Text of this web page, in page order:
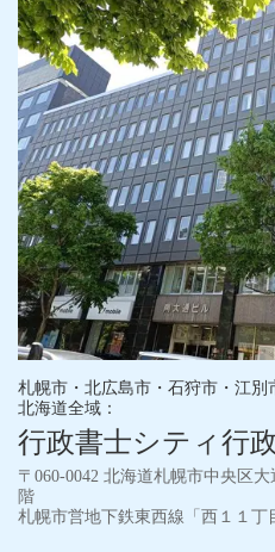
札幌市・北広島市・石狩市・江別
北海道全域：
行政書士シティ行
〒060-0042 北海道札幌市中央区
階
札幌市営地下鉄東西線「西１１丁